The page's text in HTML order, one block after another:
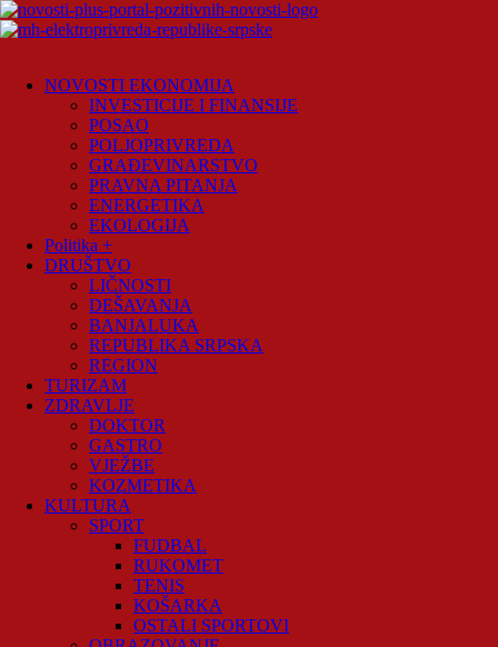
Skip
to
NOVOSTI EKONOMIJA
INVESTICIJE I FINANSIJE
POSAO
POLJOPRIVREDA
GRAĐEVINARSTVO
PRAVNA PITANJA
ENERGETIKA
EKOLOGIJA
Politika +
DRUŠTVO
LIČNOSTI
DEŠAVANJA
BANJALUKA
REPUBLIKA SRPSKA
REGION
TURIZAM
ZDRAVLJE
DOKTOR
GASTRO
VJEŽBE
KOZMETIKA
KULTURA
SPORT
FUDBAL
RUKOMET
TENIS
KOŠARKA
OSTALI SPORTOVI